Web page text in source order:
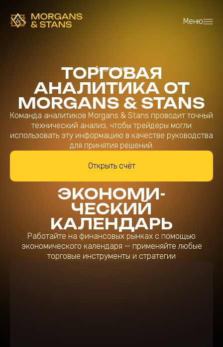
Меню
Аналитика
ТОРГОВАЯ
АНАЛИТИКА ОТ
MORGANS & STANS
Команда аналитиков Morgans & Stans проводит точный
технический анализ, чтобы трейдеры могли
использовать эту информацию в качестве руководства
для принятия решений.
Открыть счёт
ЭКОНОМИ-
ЧЕСКИЙ
КАЛЕНДАРЬ
Работайте на финансовых рынках с помощью
экономического календаря — применяйте любые
торговые инструменты и стратегии